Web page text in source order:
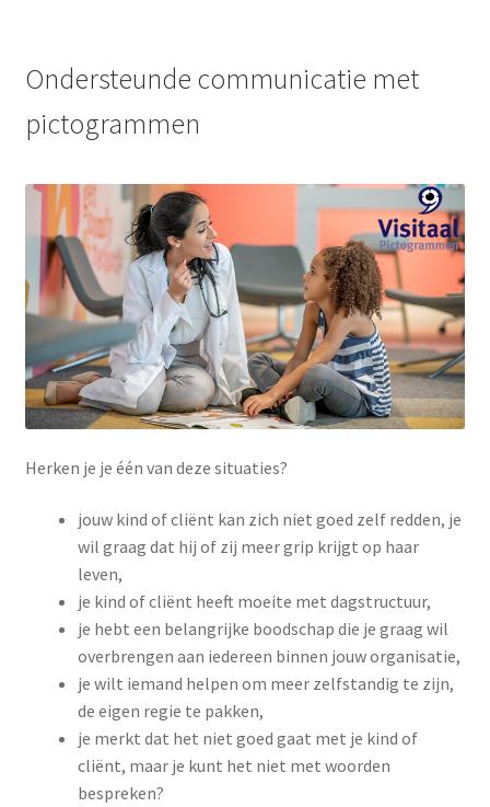
Ondersteunde communicatie met
pictogrammen
Herken je je één van deze situaties?
jouw kind of cliënt kan zich niet goed zelf redden, je
wil graag dat hij of zij meer grip krijgt op haar
leven,
je kind of cliënt heeft moeite met dagstructuur,
je hebt een belangrijke boodschap die je graag wil
overbrengen aan iedereen binnen jouw organisatie,
je wilt iemand helpen om meer zelfstandig te zijn,
de eigen regie te pakken,
je merkt dat het niet goed gaat met je kind of
cliënt, maar je kunt het niet met woorden
bespreken?